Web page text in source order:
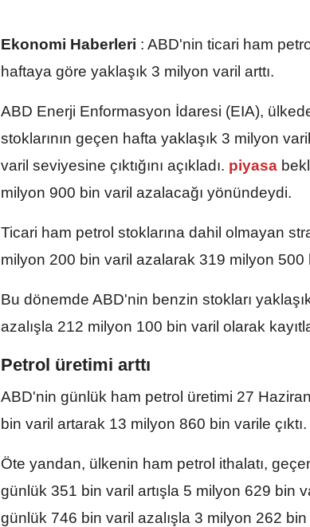
Ekonomi Haberleri : ABD'nin ticari ham
haftaya göre yaklaşık 3 milyon varil arttı.
ABD Enerji Enformasyon İdaresi (EIA),
stoklarının geçen hafta yaklaşık 3 milyon
varil seviyesine çıktığını açıkladı. piyasa
milyon 900 bin varil azalacağı yönündeydi.
Ticari ham petrol stoklarına dahil olmayan
milyon 200 bin varil azalarak 319 milyon
Bu dönemde ABD'nin benzin stokları
azalışla 212 milyon 100 bin varil olarak
Petrol üretimi arttı
ABD'nin günlük ham petrol üretimi 27
bin varil artarak 13 milyon 860 bin varile çıktı.
Öte yandan, ülkenin ham petrol ithalatı,
günlük 351 bin varil artışla 5 milyon 629 bin
günlük 746 bin varil azalışla 3 milyon 262